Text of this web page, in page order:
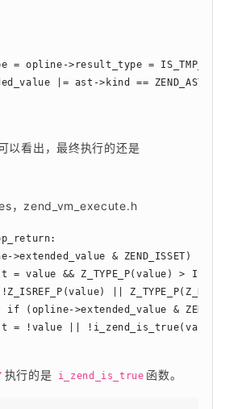
= opline->result_type =
|= ast->kind ==
以看出，最终执行的还是
，zend_vm_execute.h
& ZEND_ISSET) {
&& Z_TYPE_P(value) >
||
>extended_value &
= !value ||
执行的是 i_zend_is_true 函数。